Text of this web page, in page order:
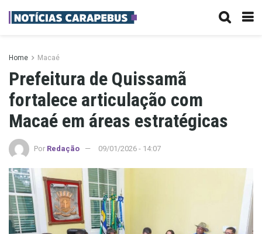
Home Macaé
Prefeitura de Quissamã
fortalece articulação com
Macaé em áreas estratégicas
Por Redação 09/01/2026 - 14:07